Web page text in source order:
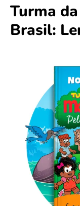
Turma
Brasil: